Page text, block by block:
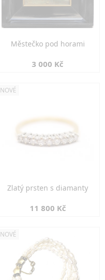
Městečko pod horami
3 000 Kč
NOVÉ
Zlatý prsten s diamanty
11 800 Kč
NOVÉ